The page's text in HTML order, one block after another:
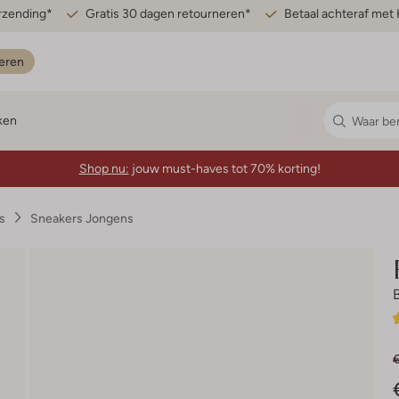
Gratis 30 dagen retourneren* Betaal achteraf met
Shop nu: jouw must-haves tot 70% korting!
Sneakers Jongens
1